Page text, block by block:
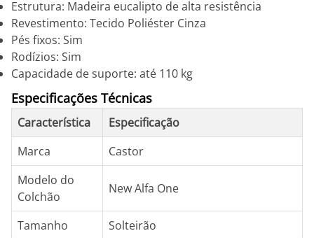
Estrutura: Madeira eucalipto de alta resistência
Revestimento: Tecido Poliéster Cinza
Pés fixos: Sim
Rodízios: Sim
Capacidade de suporte: até 110 kg
Especificações Técnicas
Característica
Especificação
Marca
Castor
Modelo do
Colchão
New Alfa One
Tamanho
Solteirão